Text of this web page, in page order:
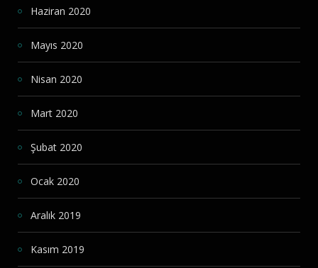
Haziran 2020
Mayıs 2020
Nisan 2020
Mart 2020
Şubat 2020
Ocak 2020
Aralık 2019
Kasım 2019